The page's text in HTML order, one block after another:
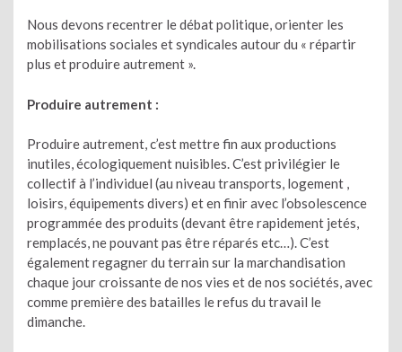
Nous devons recentrer le débat politique, orienter les
mobilisations sociales et syndicales autour du « répartir
plus et produire autrement ».
Produire autrement :
Produire autrement, c’est mettre fin aux productions
inutiles, écologiquement nuisibles. C’est privilégier le
collectif à l’individuel (au niveau transports, logement ,
loisirs, équipements divers) et en finir avec l’obsolescence
programmée des produits (devant être rapidement jetés,
remplacés, ne pouvant pas être réparés etc…). C’est
également regagner du terrain sur la marchandisation
chaque jour croissante de nos vies et de nos sociétés, avec
comme première des batailles le refus du travail le
dimanche.